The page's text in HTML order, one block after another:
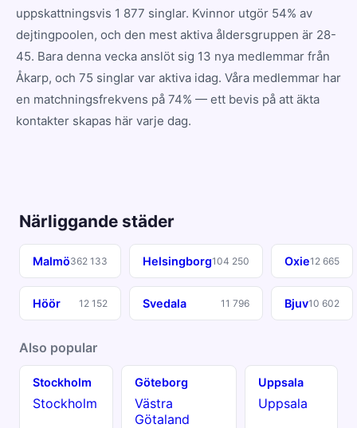
uppskattningsvis 1 877 singlar. Kvinnor utgör 54% av
dejtingpoolen, och den mest aktiva åldersgruppen är 28-
45. Bara denna vecka anslöt sig 13 nya medlemmar från
Åkarp, och 75 singlar var aktiva idag. Våra medlemmar har
en matchningsfrekvens på 74% — ett bevis på att äkta
kontakter skapas här varje dag.
Närliggande städer
Malmö362 133 Helsingborg104 250 Oxie12 665
Höör 12 152 Svedala 11 796 Bjuv10 602
Also popular
Stockholm
Stockholm
Göteborg
Västra
Götaland
Uppsala
Uppsala